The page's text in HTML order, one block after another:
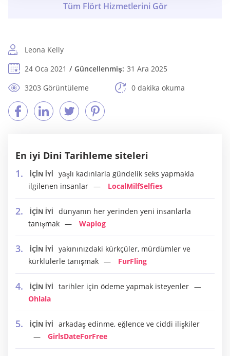
Leona Kelly
24 Oca 2021
Güncellenmiş: 31 Ara 2025
3203 Görüntüleme
0 dakika okuma
En iyi Dini Tarihleme siteleri
İÇİN İYİ
yaşlı kadınlarla gündelik seks yapmakla
ilgilenen insanlar
LocalMilfSelfies
İÇİN İYİ
dünyanın her yerinden yeni insanlarla
tanışmak
Waplog
İÇİN İYİ
yakınınızdaki kürkçüler, mürdümler ve
kürklülerle tanışmak
FurFling
İÇİN İYİ
tarihler için ödeme yapmak isteyenler
Ohlala
İÇİN İYİ
arkadaş edinme, eğlence ve ciddi ilişkiler
GirlsDateForFree